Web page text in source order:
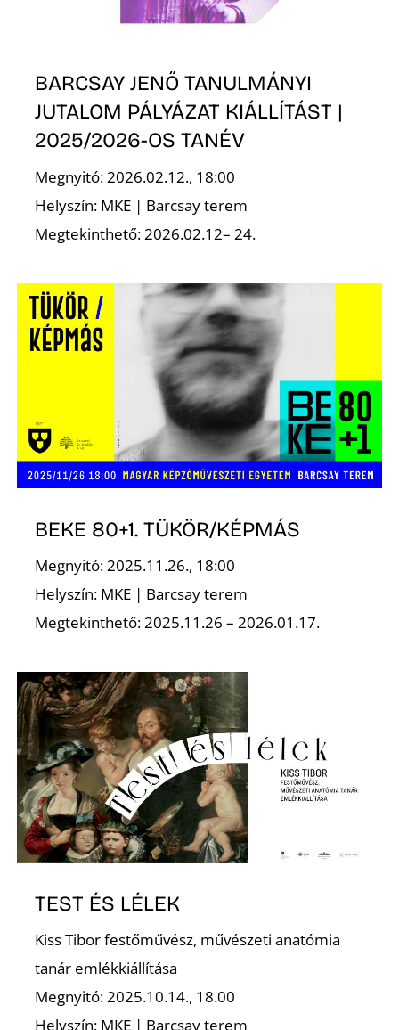
BARCSAY JENŐ TANULMÁNYI
JUTALOM PÁLYÁZAT KIÁLLÍTÁST |
2025/2026-OS TANÉV
Megnyitó: 2026.02.12., 18:00
Helyszín: MKE | Barcsay terem
Megtekinthető: 2026.02.12– 24.
BEKE 80+1. TÜKÖR/KÉPMÁS
Megnyitó: 2025.11.26., 18:00
Helyszín: MKE | Barcsay terem
Megtekinthető: 2025.11.26 – 2026.01.17.
TEST ÉS LÉLEK
Kiss Tibor festőművész, művészeti anatómia
tanár emlékkiállítása
Megnyitó: 2025.10.14., 18.00
Helyszín: MKE | Barcsay terem